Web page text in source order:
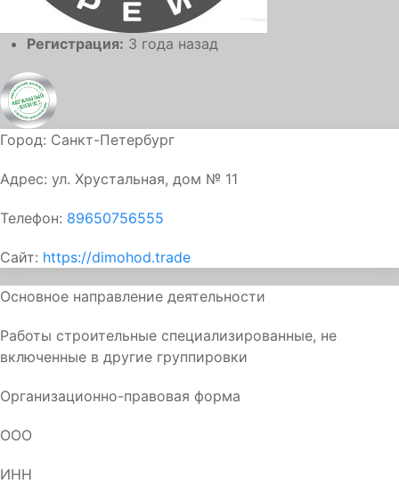
Регистрация: 3 года назад
Город: Санкт-Петербург
Адрес: ул. Хрустальная, дом № 11
Телефон: 89650756555
Сайт: https://dimohod.trade
Основное направление деятельности
Работы строительные специализированные, не
включенные в другие группировки
Организационно-правовая форма
ООО
ИНН